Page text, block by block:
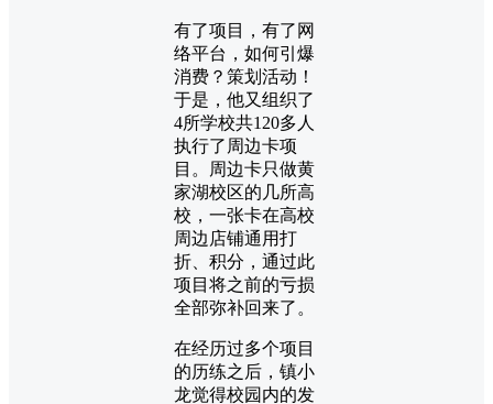
有了项目，有了网
络平台，如何引爆
消费？策划活动！
于是，他又组织了
4所学校共120多人
执行了周边卡项
目。周边卡只做黄
家湖校区的几所高
校，一张卡在高校
周边店铺通用打
折、积分，通过此
项目将之前的亏损
全部弥补回来了。
在经历过多个项目
的历练之后，镇小
龙觉得校园内的发